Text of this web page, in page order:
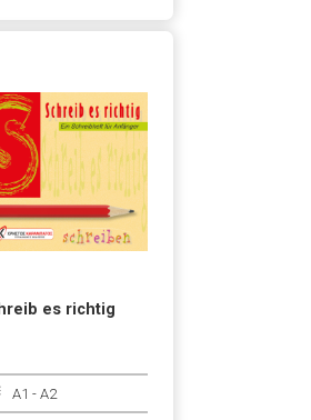
es richtig
A1 - A2